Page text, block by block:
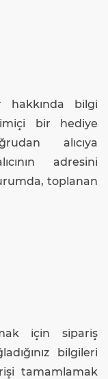
hakkında bilgi
bir hediye
alıcıya
adresini
toplanan
için sipariş
bilgileri
tamamlamak